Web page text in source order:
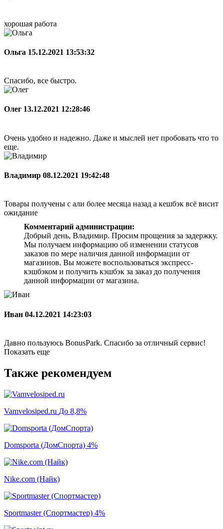
хорошая работа
Ольга 15.12.2021 13:53:32
Спасибо, все быстро.
Олег 13.12.2021 12:28:46
Очень удобно и надежно. Даже и мыслей нет пробовать что то
еще.
Владимир 08.12.2021 19:42:48
Товары получены с али более месяца назад а кешбэк всё висит
ожидание
Комментарий администрации:
Добрый день, Владимир. Просим прощения за задержку.
Мы получаем информацию об изменении статусов
заказов по мере наличия данной информации от
магазинов. Вы можете воспользоваться экспресс-
кэшбэком и получить кэшбэк за заказ до получения
данной информации от магазина.
Иван 04.12.2021 14:23:03
Давно пользуюсь BonusPark. Спасибо за отличный сервис!
Показать еще
Также рекомендуем
Vamvelosiped.ru До 8,8%
Domsporta (ДомСпорта) 4%
Nike.com (Найк)
Sportmaster (Спортмастер) 4%